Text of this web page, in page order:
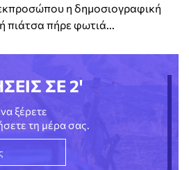
η δημοσιογραφική
πιάτσα πήρε φωτιά...
ΣΕ 2'
ξέρετε
τη μέρα σας.